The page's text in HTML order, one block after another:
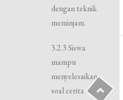
dengan teknik
meminjam.
3.2.3 Siswa
mampu
menyelesaikan
soal cerita